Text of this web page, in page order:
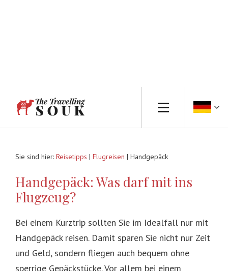
Sie sind hier: Reisetipps | Flugreisen | Handgepäck
Handgepäck: Was darf mit ins
Flugzeug?
Bei einem Kurztrip sollten Sie im Idealfall nur mit
Handgepäck reisen. Damit sparen Sie nicht nur Zeit
und Geld, sondern fliegen auch bequem ohne
sperrige Gepäckstücke. Vor allem bei einem